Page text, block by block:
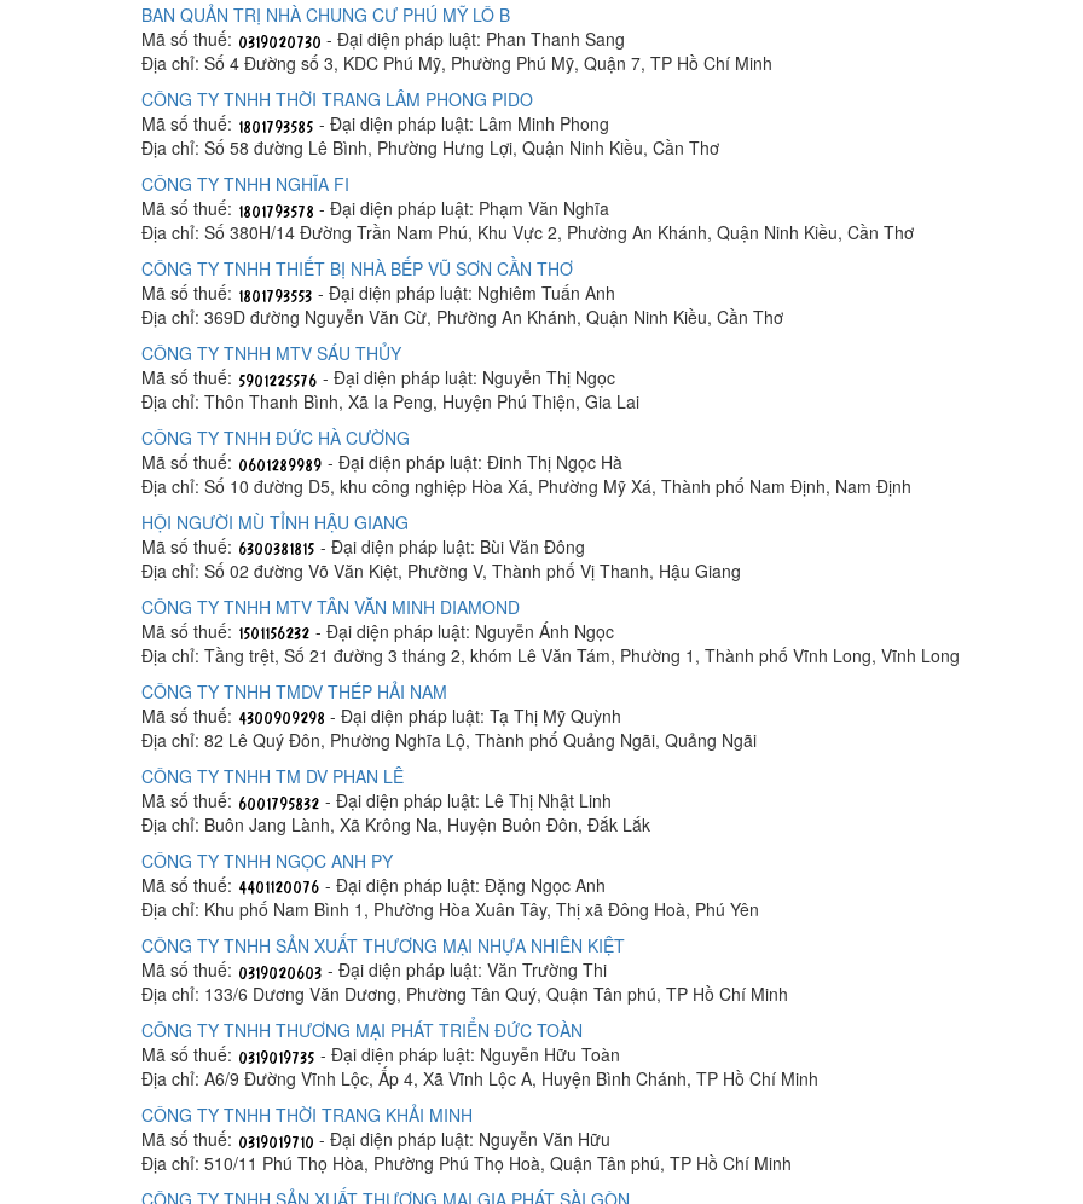
BAN QUẢN TRỊ NHÀ CHUNG CƯ PHÚ MỸ LÔ B
Mã số thuế:
- Đại diện pháp luật: Phan Thanh Sang
Địa chỉ: Số 4 Đường số 3, KDC Phú Mỹ, Phường Phú Mỹ, Quận 7, TP Hồ Chí Minh
CÔNG TY TNHH THỜI TRANG LÂM PHONG PIDO
Mã số thuế:
- Đại diện pháp luật: Lâm Minh Phong
Địa chỉ: Số 58 đường Lê Bình, Phường Hưng Lợi, Quận Ninh Kiều, Cần Thơ
CÔNG TY TNHH NGHĨA FI
Mã số thuế:
- Đại diện pháp luật: Phạm Văn Nghĩa
Địa chỉ: Số 380H/14 Đường Trần Nam Phú, Khu Vực 2, Phường An Khánh, Quận Ninh Kiều, Cần Thơ
CÔNG TY TNHH THIẾT BỊ NHÀ BẾP VŨ SƠN CẦN THƠ
Mã số thuế:
- Đại diện pháp luật: Nghiêm Tuấn Anh
Địa chỉ: 369D đường Nguyễn Văn Cừ, Phường An Khánh, Quận Ninh Kiều, Cần Thơ
CÔNG TY TNHH MTV SÁU THỦY
Mã số thuế:
- Đại diện pháp luật: Nguyễn Thị Ngọc
Địa chỉ: Thôn Thanh Bình, Xã Ia Peng, Huyện Phú Thiện, Gia Lai
CÔNG TY TNHH ĐỨC HÀ CƯỜNG
Mã số thuế:
- Đại diện pháp luật: Đinh Thị Ngọc Hà
Địa chỉ: Số 10 đường D5, khu công nghiệp Hòa Xá, Phường Mỹ Xá, Thành phố Nam Định, Nam Định
HỘI NGƯỜI MÙ TỈNH HẬU GIANG
Mã số thuế:
- Đại diện pháp luật: Bùi Văn Đông
Địa chỉ: Số 02 đường Võ Văn Kiệt, Phường V, Thành phố Vị Thanh, Hậu Giang
CÔNG TY TNHH MTV TÂN VĂN MINH DIAMOND
Mã số thuế:
- Đại diện pháp luật: Nguyễn Ánh Ngọc
Địa chỉ: Tầng trệt, Số 21 đường 3 tháng 2, khóm Lê Văn Tám, Phường 1, Thành phố Vĩnh Long, Vĩnh Long
CÔNG TY TNHH TMDV THÉP HẢI NAM
Mã số thuế:
- Đại diện pháp luật: Tạ Thị Mỹ Quỳnh
Địa chỉ: 82 Lê Quý Đôn, Phường Nghĩa Lộ, Thành phố Quảng Ngãi, Quảng Ngãi
CÔNG TY TNHH TM DV PHAN LÊ
Mã số thuế:
- Đại diện pháp luật: Lê Thị Nhật Linh
Địa chỉ: Buôn Jang Lành, Xã Krông Na, Huyện Buôn Đôn, Đắk Lắk
CÔNG TY TNHH NGỌC ANH PY
Mã số thuế:
- Đại diện pháp luật: Đặng Ngọc Anh
Địa chỉ: Khu phố Nam Bình 1, Phường Hòa Xuân Tây, Thị xã Đông Hoà, Phú Yên
CÔNG TY TNHH SẢN XUẤT THƯƠNG MẠI NHỰA NHIÊN KIỆT
Mã số thuế:
- Đại diện pháp luật: Văn Trường Thi
Địa chỉ: 133/6 Dương Văn Dương, Phường Tân Quý, Quận Tân phú, TP Hồ Chí Minh
CÔNG TY TNHH THƯƠNG MẠI PHÁT TRIỂN ĐỨC TOÀN
Mã số thuế:
- Đại diện pháp luật: Nguyễn Hữu Toàn
Địa chỉ: A6/9 Đường Vĩnh Lộc, Ấp 4, Xã Vĩnh Lộc A, Huyện Bình Chánh, TP Hồ Chí Minh
CÔNG TY TNHH THỜI TRANG KHẢI MINH
Mã số thuế:
- Đại diện pháp luật: Nguyễn Văn Hữu
Địa chỉ: 510/11 Phú Thọ Hòa, Phường Phú Thọ Hoà, Quận Tân phú, TP Hồ Chí Minh
CÔNG TY TNHH SẢN XUẤT THƯƠNG MẠI GIA PHÁT SÀI GÒN